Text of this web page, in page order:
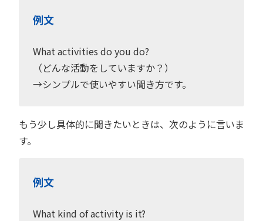
例文
What activities do you do?
（どんな活動をしていますか？）
→シンプルで使いやすい聞き方です。
もう少し具体的に聞きたいときは、次のように言いま
す。
例文
What kind of activity is it?